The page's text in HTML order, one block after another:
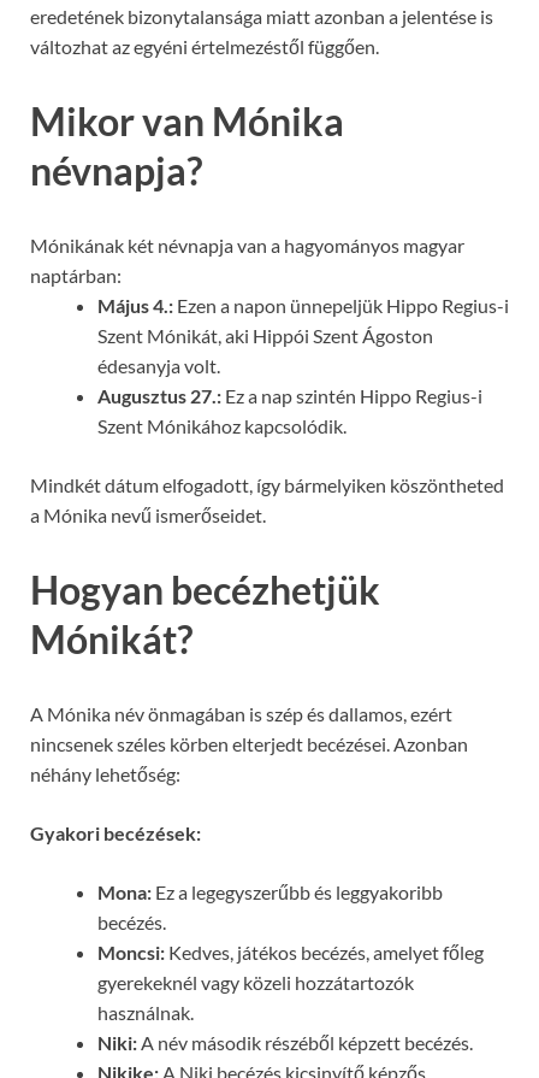
eredetének bizonytalansága miatt azonban a jelentése is
változhat az egyéni értelmezéstől függően.
Mikor van Mónika
névnapja?
Mónikának két névnapja van a hagyományos magyar
naptárban:
Május 4.: Ezen a napon ünnepeljük Hippo Regius-i
Szent Mónikát, aki Hippói Szent Ágoston
édesanyja volt.
Augusztus 27.: Ez a nap szintén Hippo Regius-i
Szent Mónikához kapcsolódik.
Mindkét dátum elfogadott, így bármelyiken köszöntheted
a Mónika nevű ismerőseidet.
Hogyan becézhetjük
Mónikát?
A Mónika név önmagában is szép és dallamos, ezért
nincsenek széles körben elterjedt becézései. Azonban
néhány lehetőség:
Gyakori becézések:
Mona: Ez a legegyszerűbb és leggyakoribb
becézés.
Moncsi: Kedves, játékos becézés, amelyet főleg
gyerekeknél vagy közeli hozzátartozók
használnak.
Niki: A név második részéből képzett becézés.
Nikike: A Niki becézés kicsinyítő képzős